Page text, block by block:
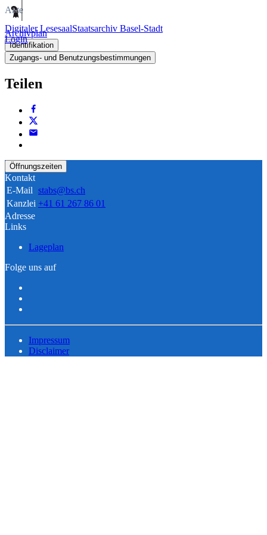
Digitaler LesesaalStaatsarchiv Basel-Stadt
Login
Akte
Archivplan
Identifikation
Zugangs- und Benutzungsbestimmungen
Teilen
Öffnungszeiten
Kontakt
E-Mail stabs@bs.ch
Kanzlei +41 61 267 86 01
Adresse
Links
Lageplan
Folge uns auf
Impressum
Disclaimer